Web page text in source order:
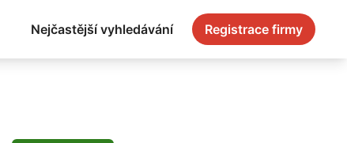
Nejčastější vyhledávání Registrace firmy